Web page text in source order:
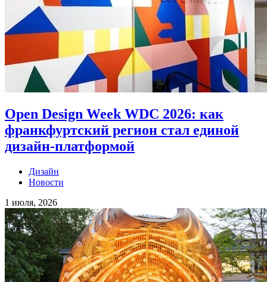
Open Design Week WDC 2026: как
франкфуртский регион стал единой
дизайн-платформой
Дизайн
Новости
1 июля, 2026